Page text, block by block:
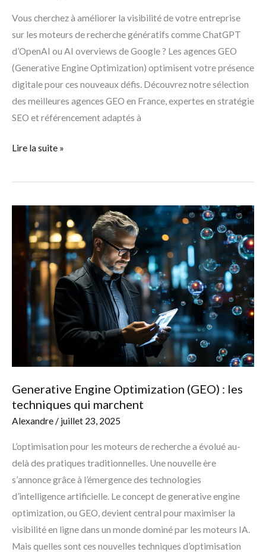
Vous cherchez à améliorer la visibilité de votre entreprise
sur les moteurs de recherche génératifs comme ChatGPT
d’OpenAI ou AI overviews de Google ? Les agences GEO
(Generative Engine Optimization) optimisent votre présence
digitale pour ces nouveaux défis. Découvrez notre sélection
des meilleures agences GEO en France, expertes en stratégie
SEO et référencement adaptés à
Lire la suite »
Generative Engine Optimization (GEO) : les
techniques qui marchent
Alexandre/ juillet 23, 2025
L’optimisation pour les moteurs de recherche a évolué au-
delà des pratiques traditionnelles. Une nouvelle ère
s’annonce grâce à l’émergence des technologies
d’intelligence artificielle. Le concept de generative engine
optimization, ou GEO, devient central pour maximiser la
visibilité en ligne dans un monde dominé par les moteurs IA.
Mais quelles sont ces nouvelles techniques d’optimisation
Generative
Engine
Optimization
(GEO)
techniques
marchent